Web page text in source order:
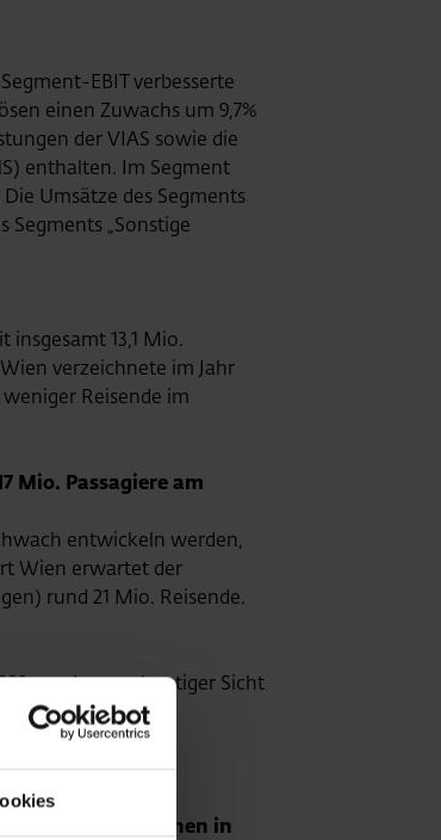
EBIT verbesserte
einen Zuwachs um 9,7%
der VIAS sowie die
enthalten. Im Segment
Umsätze des Segments
Segments „Sonstige
13,1 Mio.
verzeichnete im Jahr
weniger Reisende im
Mio. Passagiere am
entwickeln werden,
Wien erwartet der
rund 21 Mio. Reisende.
werden aus heutiger Sicht
von zumindest
Airport Train gehen in